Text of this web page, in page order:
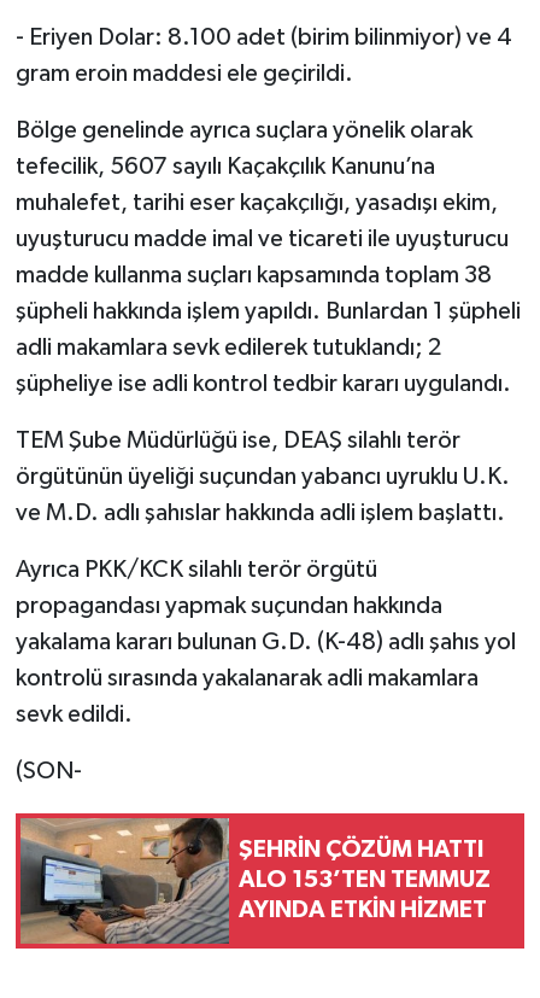
- Eriyen Dolar: 8.100 adet (birim bilinmiyor) ve 4
gram eroin maddesi ele geçirildi.
Bölge genelinde ayrıca suçlara yönelik olarak
tefecilik, 5607 sayılı Kaçakçılık Kanunu’na
muhalefet, tarihi eser kaçakçılığı, yasadışı ekim,
uyuşturucu madde imal ve ticareti ile uyuşturucu
madde kullanma suçları kapsamında toplam 38
şüpheli hakkında işlem yapıldı. Bunlardan 1 şüpheli
adli makamlara sevk edilerek tutuklandı; 2
şüpheliye ise adli kontrol tedbir kararı uygulandı.
TEM Şube Müdürlüğü ise, DEAŞ silahlı terör
örgütünün üyeliği suçundan yabancı uyruklu U.K.
ve M.D. adlı şahıslar hakkında adli işlem başlattı.
Ayrıca PKK/KCK silahlı terör örgütü
propagandası yapmak suçundan hakkında
yakalama kararı bulunan G.D. (K-48) adlı şahıs yol
kontrolü sırasında yakalanarak adli makamlara
sevk edildi.
(SON-
ŞEHRİN ÇÖZÜM HATTI
ALO 153’TEN TEMMUZ
AYINDA ETKİN HİZMET